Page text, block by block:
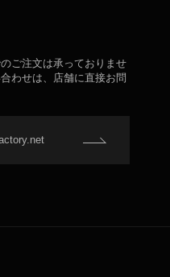
ご注文は承っておりませ
わせは、店舗に直接お問